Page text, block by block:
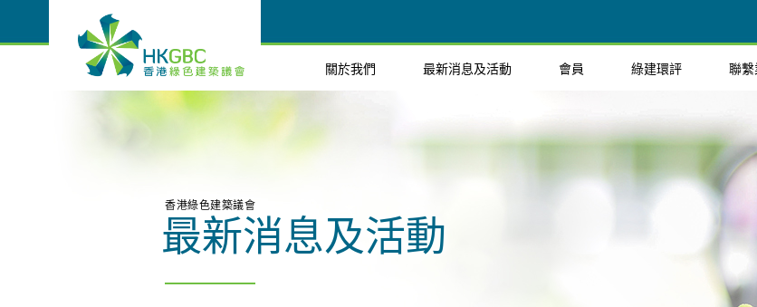
關於我們 最新消息及活動 會員 綠建環評 聯繫
香港綠色建築議會
最新消息及活動